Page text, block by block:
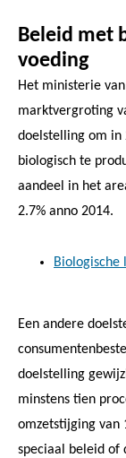
Beleid met
voeding
Het ministerie
marktvergroting
doelstelling om in
biologisch te
aandeel in het
2.7% anno 2014.
Biologische
Een andere
doelstelling
minstens tien
omzetstijging van
speciaal beleid of